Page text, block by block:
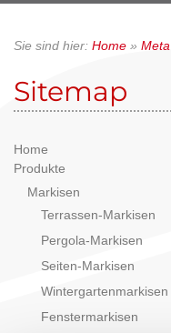
Sie sind hier: Home » Meta
Sitemap
Home
Produkte
Markisen
Terrassen-Markisen
Pergola-Markisen
Seiten-Markisen
Wintergartenmarkisen
Fenstermarkisen